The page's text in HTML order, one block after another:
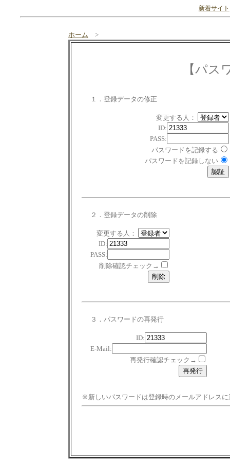
新着サイト
ホーム >
【パス
１．登録データの修正
変更する人：
ID:
PASS:
パスワードを記録する
パスワードを記録しない
２．登録データの削除
変更する人：
ID:
PASS:
削除確認チェック→
３．パスワードの再発行
ID:
E-Mail:
再発行確認チェック→
※新しいパスワードは登録時のメールアドレスに